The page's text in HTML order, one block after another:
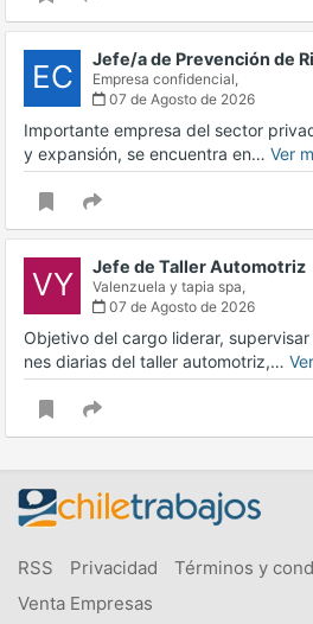
EC Jefe/a de Prevención de
Empresa confidencial,
07 de Agosto de 2026
Importante empresa del sector
y expansión, se encuentra en… Ver
VY Jefe de Taller Automotriz
Valenzuela y tapia spa,
07 de Agosto de 2026
Objetivo del cargo liderar,
nes diarias del taller automotriz,…
RSS Privacidad Términos y
Venta Empresas